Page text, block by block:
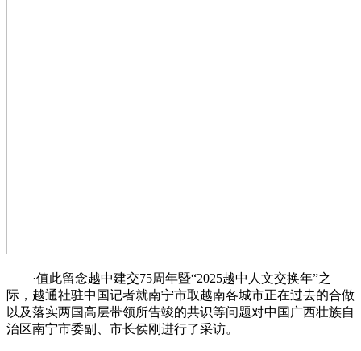
·值此留念越中建交75周年暨“2025越中人文交换年”之
际，越通社驻中国记者就南宁市取越南各城市正在过去的合做
以及落实两国高层带领所告竣的共识等问题对中国广西壮族自
治区南宁市委副、市长侯刚进行了采访。